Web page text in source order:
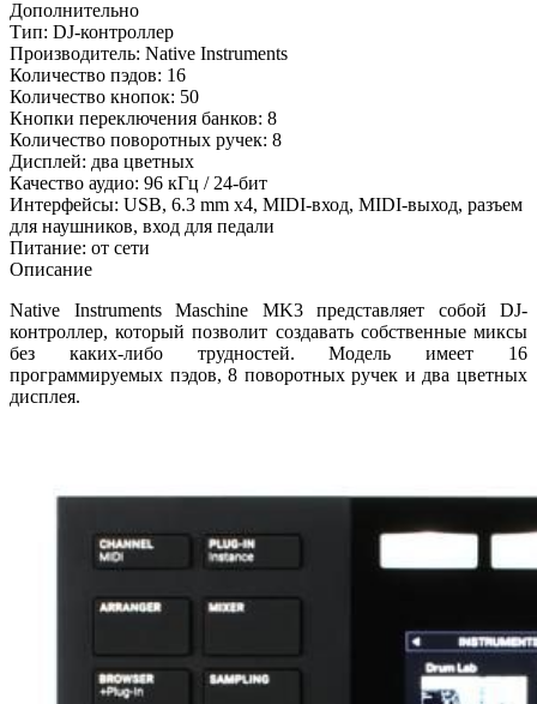
Дополнительно
Тип: DJ-контроллер
Производитель: Native Instruments
Количество пэдов: 16
Количество кнопок: 50
Кнопки переключения банков: 8
Количество поворотных ручек: 8
Дисплей: два цветных
Качество аудио: 96 кГц / 24-бит
Интерфейсы: USB, 6.3 mm x4, MIDI-вход, MIDI-выход, разъем
для наушников, вход для педали
Питание: от сети
Описание
Native Instruments Maschine MK3 представляет собой DJ-
контроллер, который позволит создавать собственные миксы
без каких-либо трудностей. Модель имеет 16
программируемых пэдов, 8 поворотных ручек и два цветных
дисплея.